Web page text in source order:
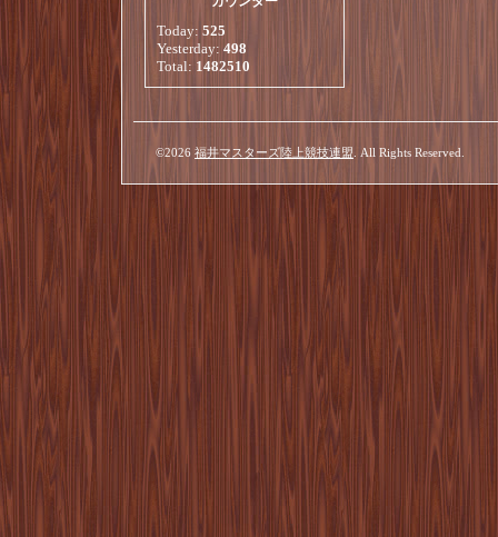
Today: 525
Yesterday: 498
Total: 1482510
©2026 福井マスターズ陸上競技連盟 . All Rights Reserved.